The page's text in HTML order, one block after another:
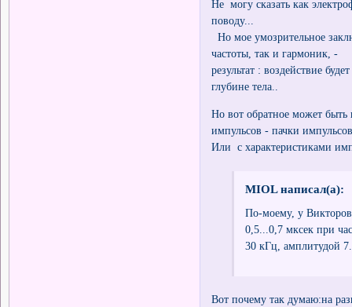
Не могу сказать как
поводу...
Но мое умозрительное
частоты, так и гармоник, -
результат : воздействие
глубине тела..
Но вот обратное может
импульсов - пачки
Или с характеристиками
MIOL написал(а):
По-моему, у
0,5...0,7 мксек при
30 кГц, амплитудой
Вот почему так думаю:на